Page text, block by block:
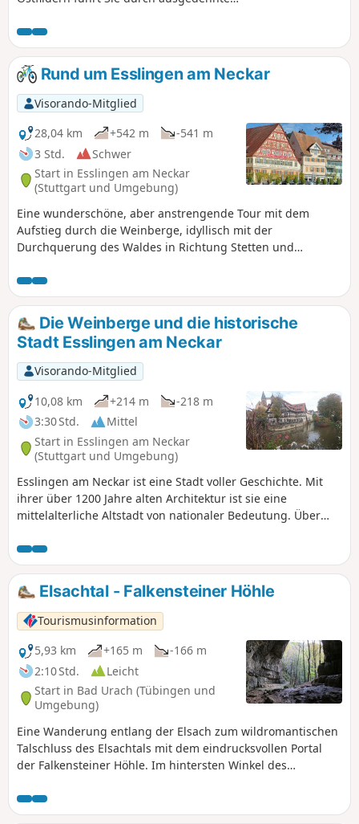
Gemüseanbaugebiete. Die Strecke
wurde im Herbst mit dem Mountainbike
zurückgelegt. Nutzung der App
erforderlich_.
Rund um Esslingen am Neckar
Visorando-Mitglied
28,04 km
+542 m
-541 m
3 Std.
Schwer
Start in Esslingen am Neckar
(Stuttgart und Umgebung)
Eine wunderschöne, aber anstrengende Tour mit dem
Aufstieg durch die Weinberge, idyllisch mit der
Durchquerung des Waldes in Richtung Stetten und
Esslingen. Genießen Sie die malerischen Landschaften am
Ufer des Neckars und das vielfältige kulturelle Angebot.
Nutzung der App erforderlich.
Die Weinberge und die historische
Stadt Esslingen am Neckar
Visorando-Mitglied
10,08 km
+214 m
-218 m
3:30 Std.
Mittel
Start in Esslingen am Neckar
(Stuttgart und Umgebung)
Esslingen am Neckar ist eine Stadt voller Geschichte. Mit
ihrer über 1200 Jahre alten Architektur ist sie eine
mittelalterliche Altstadt von nationaler Bedeutung. Über
sind hier auf engstem Raum vereint, umgeben von
Weinbergen, darunter der älteste Sekthersteller
Deutschlands. Nutzung der Anwendung erforderlich.
Elsachtal - Falkensteiner Höhle
Tourismusinformation
5,93 km
+165 m
-166 m
2:10 Std.
Leicht
Start in Bad Urach (Tübingen und
Umgebung)
Eine Wanderung entlang der Elsach zum wildromantischen
Talschluss des Elsachtals mit dem eindrucksvollen Portal
der Falkensteiner Höhle. Im hintersten Winkel des
Schwäbischen Alb, die Falkensteiner Höhle. Sie kann zwar
nur von erfahrenen, gut ausgerüsteten Höhlenforschern